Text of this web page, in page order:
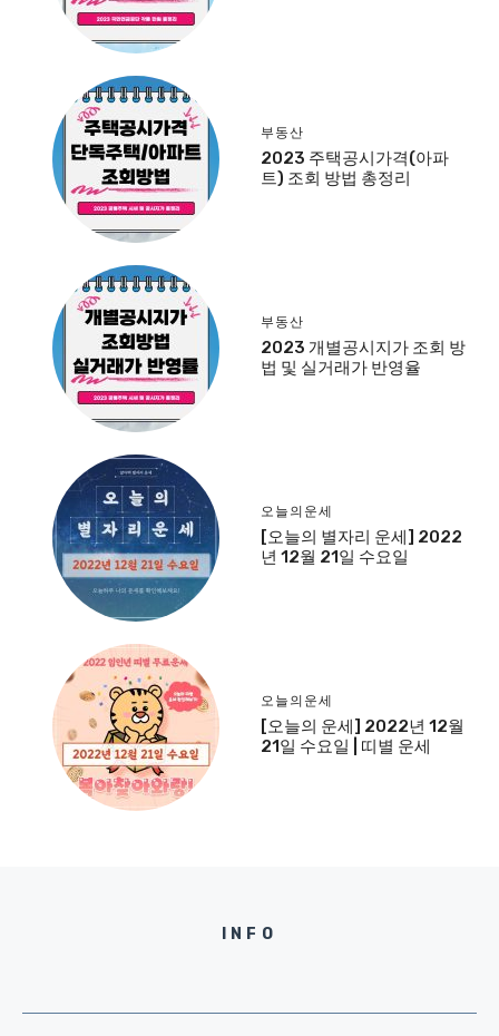
부동산
2023 주택공시가격(아파
트) 조회 방법 총정리
부동산
2023 개별공시지가 조회 방
법 및 실거래가 반영율
오늘의운세
[오늘의 별자리 운세] 2022
년 12월 21일 수요일
오늘의운세
[오늘의 운세] 2022년 12월
21일 수요일 | 띠별 운세
INFO